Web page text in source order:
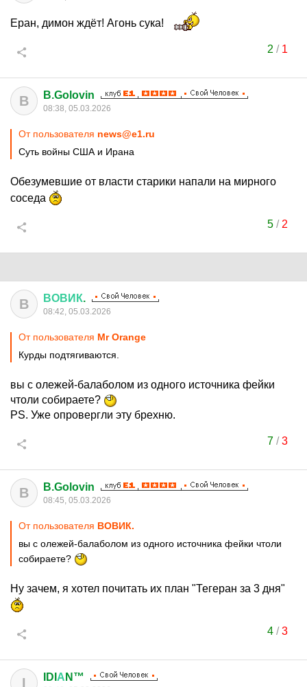
Еран, димон ждёт! Агонь сука!
2 / 1
B B.Golovin
08:38, 05.03.2026
От пользователя news@e1.ru
Суть войны США и Ирана
Обезумевшие от власти старики напали на мирного
соседа
5/ 2
В ВОВИК.
08:42, 05.03.2026
От пользователя Мr Orange
Курды подтягиваются.
вы с олежей-балаболом из одного источника фейки
чтоли собираете?
PS. Уже опровергли эту брехню.
7/3
B B.Golovin
08:45, 05.03.2026
От пользователя ВОВИК.
вы с олежей-балаболом из одного источника фейки чтоли
собираете?
Ну зачем, я хотел почитать их план "Тегеран за 3 дня"
4/3
I IDI А N™